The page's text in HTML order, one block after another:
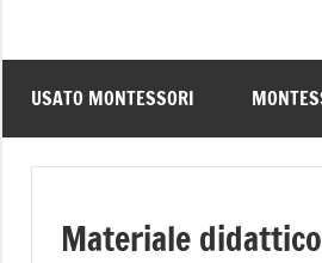
USATO MONTESSORI
Materiale